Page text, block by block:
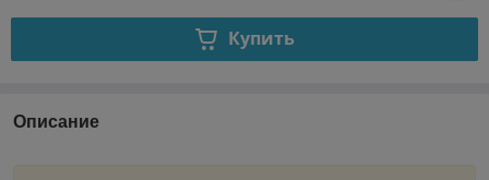
Купить
Описание